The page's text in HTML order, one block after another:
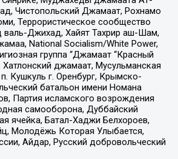
Чистопольский Джамаат, Рохнамо
Террористическое сообщество
валь-Джихад, Хайят Тахрир аш-Шам,
National Socialism/White Power,
группа “Джамаат “Красный
Хатлонский джамаат, Мусульманская
п. Кушкуль г. Оренбург, Крымско-
батальон имени Номана
Партия исламского возрождения
самооборона, Дуббайский
ячейка, Батал-Хаджи Белхороев,
Молодёжь Которая Улыбается,
Айдар, Русский добровольческий